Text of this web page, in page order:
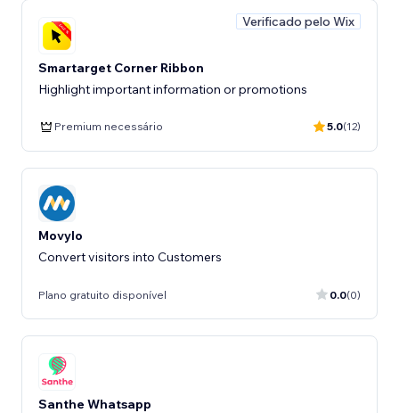
Verificado pelo Wix
Smartarget Corner Ribbon
Highlight important information or promotions
Premium necessário 5.0(12)
Movylo
Convert visitors into Customers
Plano gratuito disponível 0.0(0)
Santhe Whatsapp